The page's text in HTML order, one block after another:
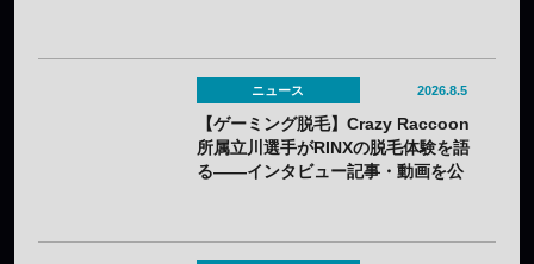
ニュース 2026.8.5
【ゲーミング脱毛】Crazy Raccoon
所属立川選手がRINXの脱毛体験を語
る——インタビュー記事・動画を公